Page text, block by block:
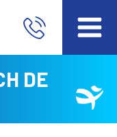
DE